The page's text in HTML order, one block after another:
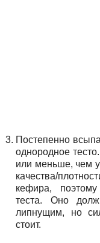
Постепенно
однородное
или меньше, чем
качества/
кефира,
теста. Оно
липнущим, но
стоит.